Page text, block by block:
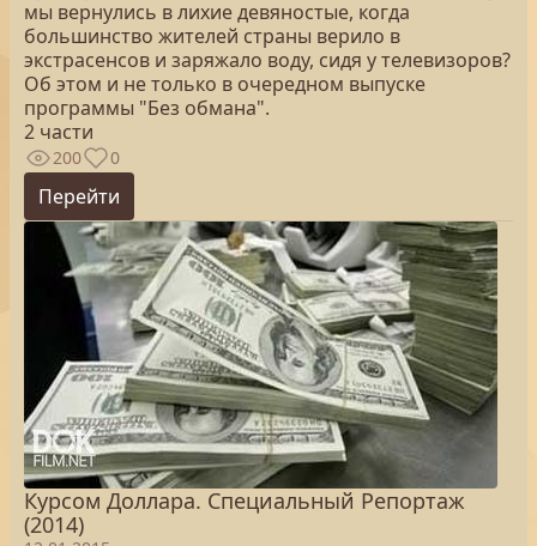
мы вернулись в лихие девяностые, когда
большинство жителей страны верило в
экстрасенсов и заряжало воду, сидя у телевизоров?
Об этом и не только в очередном выпуске
программы "Без обмана".
2 части
200 0
Перейти
Курсом Доллара. Специальный Репортаж
(2014)